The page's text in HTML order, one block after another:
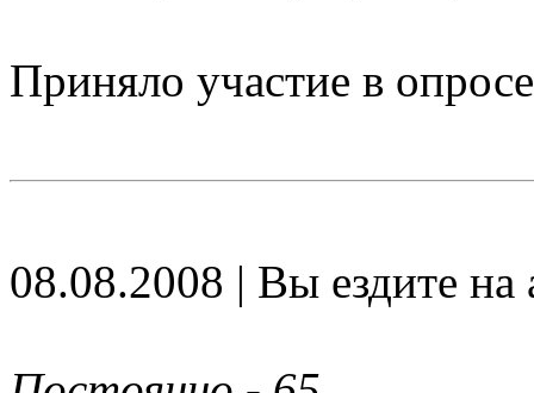
Приняло участие в
08.08.2008 | Вы ездите на